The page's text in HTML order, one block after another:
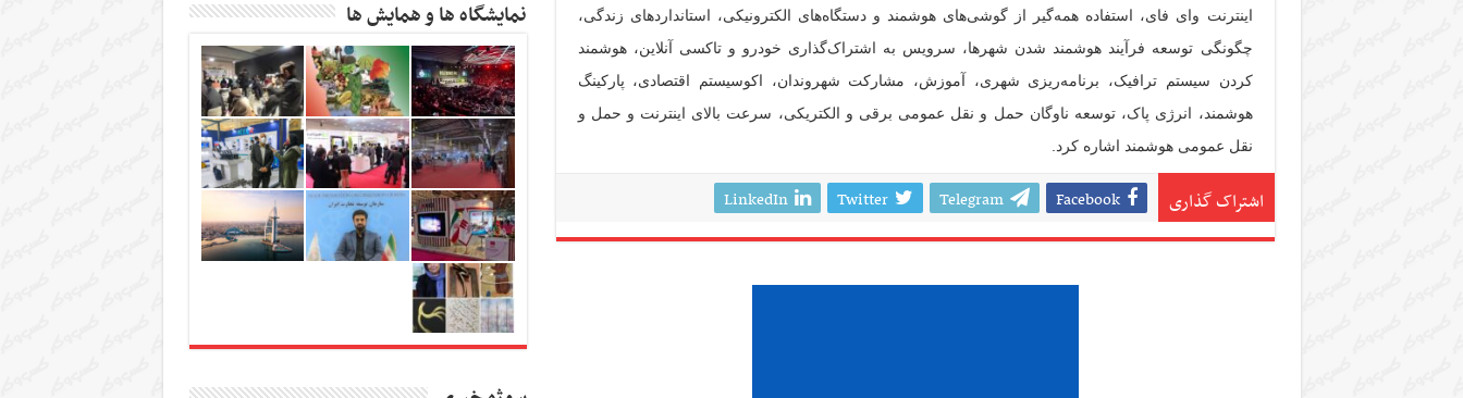
اینترنت وای فای، استفاده همه‌گیر از گوشی‌های هوشمند و دستگاه‌های الکترونیکی، استانداردهای زندگی،
چگونگی توسعه فرآیند هوشمند شدن شهرها، سرویس به اشتراک‌گذاری خودرو و تاکسی آنلاین، هوشمند
کردن سیستم ترافیک، برنامه‌ریزی شهری، آموزش، مشارکت شهروندان، اکوسیستم اقتصادی، پارکینگ
هوشمند، انرژی پاک، توسعه ناوگان حمل و نقل عمومی برقی و الکتریکی، سرعت بالای اینترنت و حمل و
نقل عمومی هوشمند اشاره کرد.
اشتراک گذاری Facebook
Telegram
Twitter
LinkedIn
نمایشگاه ها و همایش ها